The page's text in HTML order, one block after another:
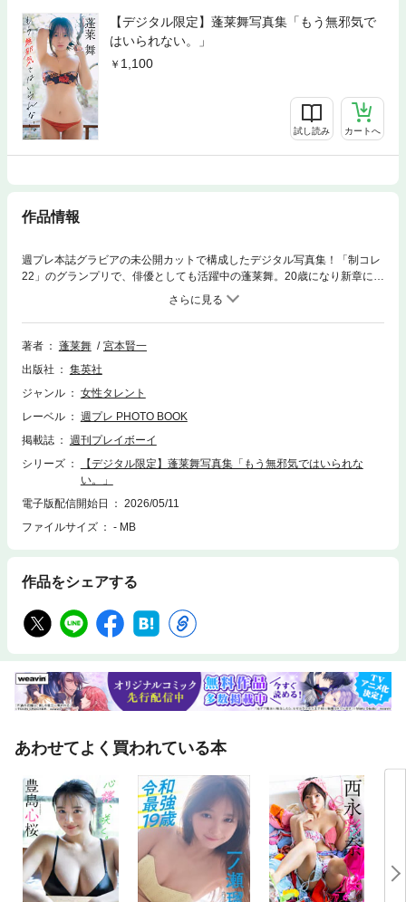
【デジタル限定】蓬莱舞写真集「もう無邪気で
はいられない。」
1,100
試し読み カートへ
作品情報
週プレ本誌グラビアの未公開カットで構成したデジタル写真集！「制コレ
22」のグランプリで、俳優としても活躍中の蓬莱舞。20歳になり新章に突
入した彼女は、もう無邪気でいられない。眼差しも仕草も色気を帯び始め
た今を切り取るべく、大正ロマンをテーマに和風レトロなシチュエーショ
ンで撮影。花柄やゴールド、レース重ねなど、これまでの彼女のイメージ
とは一風変わった水着のデザインにも注目です。ますます雰囲気が出てき
著者 蓬莱舞
宮本賢一
出版社
集英社
ジャンル
女性タレント
レーベル
週プレ PHOTO BOOK
掲載誌
週刊プレイボーイ
シリーズ
【デジタル限定】蓬莱舞写真集「もう無邪気ではいられな
い。」
電子版配信開始日
2026/05/11
ファイルサイズ
- MB
作品をシェアする
あわせてよく買われている本